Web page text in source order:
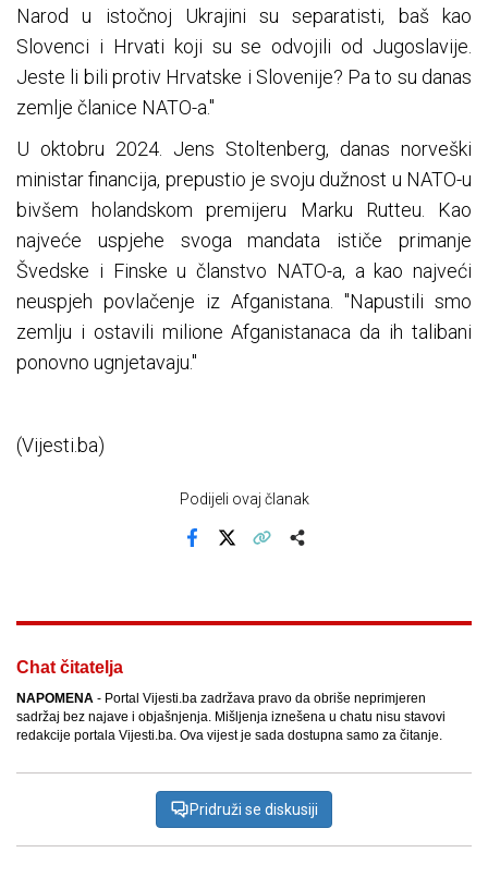
Narod u istočnoj Ukrajini su separatisti, baš kao
Slovenci i Hrvati koji su se odvojili od Jugoslavije.
Jeste li bili protiv Hrvatske i Slovenije? Pa to su danas
zemlje članice NATO-a."
U oktobru 2024. Jens Stoltenberg, danas norveški
ministar financija, prepustio je svoju dužnost u NATO-u
bivšem holandskom premijeru Marku Rutteu. Kao
najveće uspjehe svoga mandata ističe primanje
Švedske i Finske u članstvo NATO-a, a kao najveći
neuspjeh povlačenje iz Afganistana. "Napustili smo
zemlju i ostavili milione Afganistanaca da ih talibani
ponovno ugnjetavaju."
(Vijesti.ba)
Podijeli ovaj članak
Chat čitatelja
NAPOMENA - Portal Vijesti.ba zadržava pravo da obriše neprimjeren
sadržaj bez najave i objašnjenja. Mišljenja iznešena u chatu nisu stavovi
redakcije portala Vijesti.ba. Ova vijest je sada dostupna samo za čitanje.
Pridruži se diskusiji